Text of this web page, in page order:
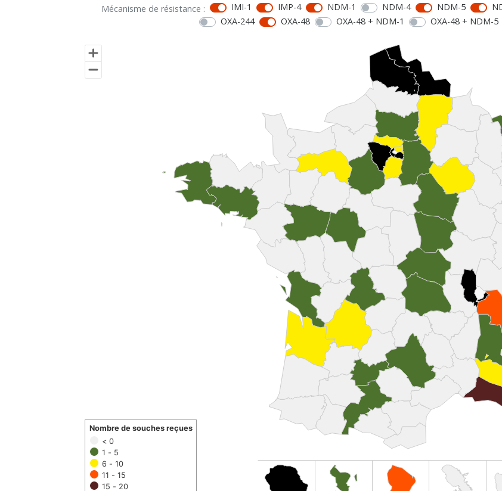
Mécanisme de résistance : IMI-1 IMP-4 NDM-1 NDM-4 NDM-5
OXA-244
OXA-48 OXA-48 + NDM-1 OXA-48 + NDM-5
< 0
1 - 5
6 - 10
11 - 15
15 - 20
Nombre de souches reçues